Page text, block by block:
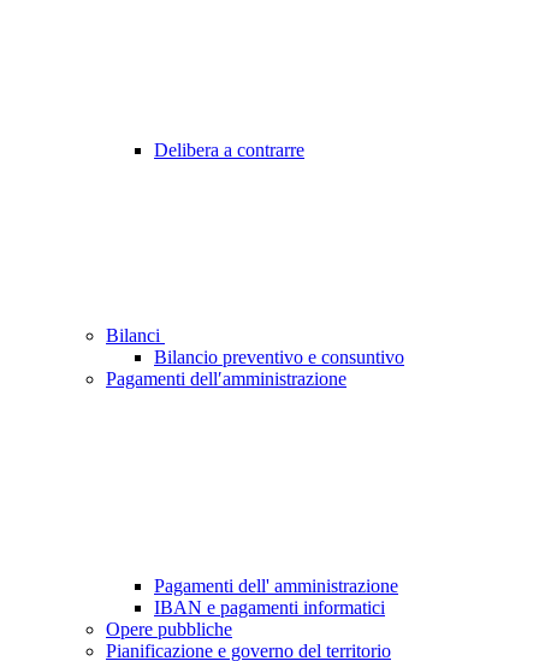
Delibera a contrarre
Bilanci
Bilancio preventivo e consuntivo
Pagamenti dell′amministrazione
Pagamenti dell' amministrazione
IBAN e pagamenti informatici
Opere pubbliche
Pianificazione e governo del territorio